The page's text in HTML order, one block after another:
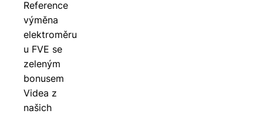
Reference
výměna
elektroměru
u FVE se
zeleným
bonusem
Videa z
našich